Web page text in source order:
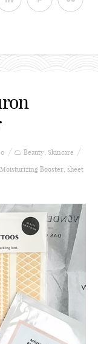
0 Beauty, Skincare
Moisturizing Booster, sheet